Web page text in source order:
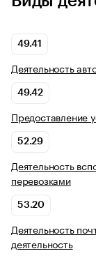
49.41
Деятельность
49.42
Предоставление
52.29
Деятельность
перевозками
53.20
Деятельность
деятельность